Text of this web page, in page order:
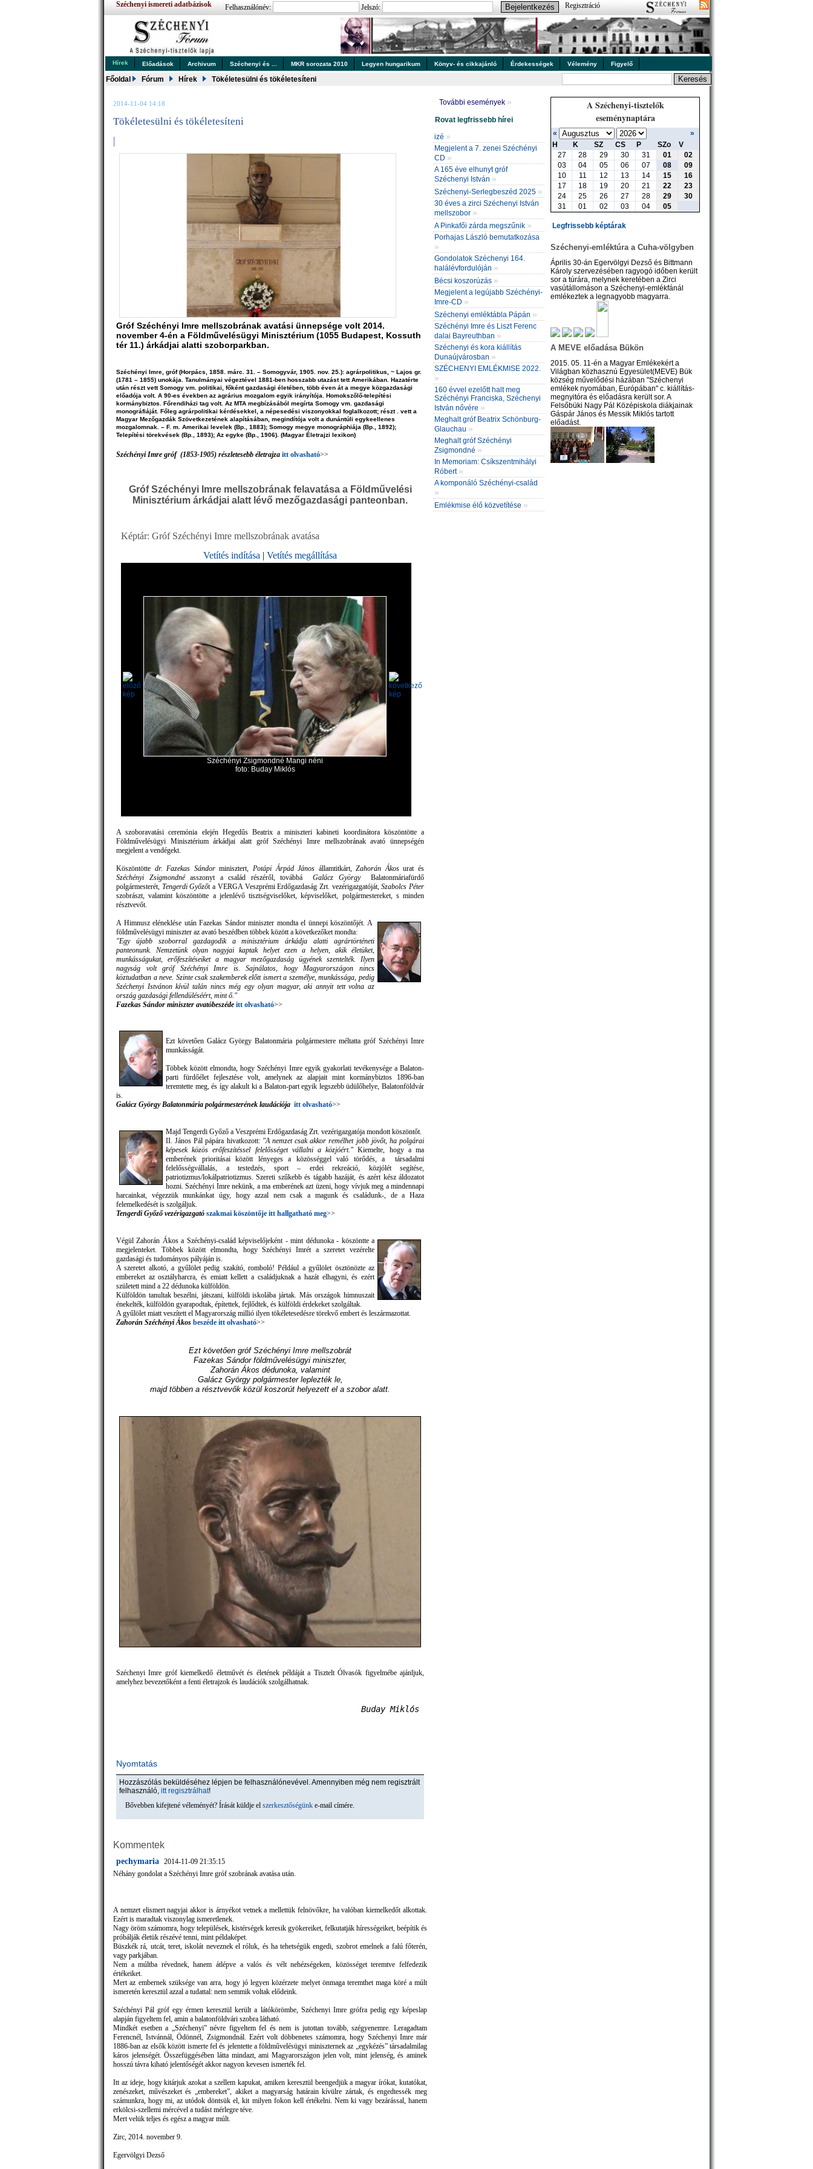
Széchenyi ismereti adatbázisok Felhasználónév: Jelszó: Regisztráció
Hírek Előadások Archivum Széchenyi és ... MKR sorozata 2010 Legyen hungarikum Könyv- és cikkajánló Érdekességek Vélemény Figyelő
Főoldal Fórum Hírek Tökéletesülni és tökéletesíteni
2014-11-04 14:18
Tökéletesülni és tökéletesíteni
|
Gróf Széchényi Imre mellszobrának avatási ünnepsége volt 2014.
november 4-én a Földművelésügyi Minisztérium (1055 Budapest, Kossuth
tér 11.) árkádjai alatti szoborparkban.
Széchényi Imre, gróf (Horpács, 1858. márc. 31. – Somogyvár, 1905. nov. 25.): agrárpolitikus, ~ Lajos gr.
(1781 – 1855) unokája. Tanulmányai végeztével 1881-ben hosszabb utazást tett Amerikában. Hazatérte
után részt vett Somogy vm. politikai, főként gazdasági életében, több éven át a megye közgazdasági
előadója volt. A 90-es években az agrárius mozgalom egyik irányítója. Homokszőlő-telepítési
kormánybiztos. Főrendiházi tag volt. Az MTA megbízásából megírta Somogy vm. gazdasági
monográfiáját. Főleg agrárpolitikai kérdésekkel, a népesedési viszonyokkal foglalkozott; részt . vett a
Magyar Mezőgazdák Szövetkezetének alapításában, megindítója volt a dunántúli egykeellenes
mozgalomnak. – F. m. Amerikai levelek (Bp., 1883); Somogy megye monográphiája (Bp., 1892);
Telepítési törekvések (Bp., 1893); Az egyke (Bp., 1906). (Magyar Életrajzi lexikon)
Széchényi Imre gróf (1853-1905) részletesebb életrajza itt olvasható>>
Gróf Széchényi Imre mellszobrának felavatása a Földművelési
Minisztérium árkádjai alatt lévő mezőgazdasági panteonban.
A szoboravatási ceremónia elején Hegedűs Beatrix a miniszteri kabineti koordinátora köszöntötte a
Földművelésügyi Minisztérium árkádjai alatt gróf Széchényi Imre mellszobrának avató ünnepségén
megjelent a vendégekt.
Köszöntötte dr. Fazekas Sándorminisztert, Potápi Árpád János államtitkárt,Zahorán Ákosurat és
Széchényi Zsigmondnéasszonyt a család részéről, továbbáGalácz GyörgyBalatonmáriafürdő
polgármesterét, Tengerdi Győzőt a VERGA Veszprémi Erdőgazdaság Zrt. vezérigazgatóját,Szabolcs Péter
szobrászt, valamint köszöntötte a jelenlévő tisztségviselőket, képviselőket, polgármestereket, s minden
résztvevőt.
A Himnusz eléneklése után Fazekas Sándor miniszter mondta el ünnepi köszöntőjét. A
földművelésügyi miniszter az avató beszédben többek között a következőket mondta:
"Egy újabb szoborral gazdagodik a minisztérium árkádja alatti agrártörténeti
panteonunk. Nemzetünk olyan nagyjai kaptak helyet ezen a helyen, akik életüket,
munkásságukat, erőfeszítéseiket a magyar mezőgazdaság ügyének szentelték. Ilyen
nagyság volt gróf Széchényi Imre is. Sajnálatos, hogy Magyarországon nincs
köztudatban a neve. Szinte csak szakemberek előtt ismert a személye, munkássága, pedig
Széchenyi Istvánon kívül talán nincs még egy olyan magyar, aki annyit tett volna az
ország gazdasági fellendüléséért, mint ő."
Fazekas Sándor miniszter avatóbeszéde itt olvasható>>
Ezt követően Galácz György Balatonmária polgármestere méltatta gróf Széchényi Imre
munkásságát.
Többek között elmondta, hogy Széchényi Imre egyik gyakorlati tevékenysége a Balaton-
parti fürdőélet fejlesztése volt, amelynek az alapjait mint kormánybiztos 1896-ban
teremtette meg, és így alakult ki a Balaton-part egyik legszebb üdülőhelye, Balatonföldvár
is.
Galácz György Balatonmária polgármesterének laudációja itt olvasható>>
Majd Tengerdi Győző a Veszprémi Erdőgazdaság Zrt. vezérigazgatója mondott köszöntőt.
II. János Pál pápára hivatkozott: "A nemzet csak akkor remélhet jobb jövőt, ha polgárai
képesek közös erőfeszítéssel felelősséget vállalni a közjóért."Kiemelte, hogy a ma
emberének prioritásai között lényeges a közösséggel való törődés, a társadalmi
felelősségvállalás, a testedzés, sport – erdei rekreáció, közjólét segítése,
patriotizmus/lokálpatriotizmus. Szereti szűkebb és tágabb hazáját, és azért kész áldozatot
hozni. Széchényi Imre nekünk, a ma emberének azt üzeni, hogy vívjuk meg a mindennapi
harcainkat, végezzük munkánkat úgy, hogy azzal nem csak a magunk és családunk-, de a Haza
felemelkedését is szolgáljuk.
Tengerdi Győző vezérigazgató szakmai köszöntője itt hallgatható meg>>
Végül Zahorán Ákos a Széchényi-család képviselőjeként - mint dédunoka - köszöntte a
megjelenteket. Többek között elmondta, hogy Széchényi Imrét a szeretet vezérelte
gazdasági és tudományos pályáján is.
A szeretet alkotó, a gyűlölet pedig szakító, romboló! Például a gyűlölet ösztönözte az
embereket az osztályharcra, és emiatt kellett a családjuknak a hazát elhagyni, és ezért
született mind a 22 dédunoka külföldön.
Külföldön tanultak beszélni, játszani, külföldi iskolába jártak. Más országok himnuszait
énekelték, külföldön gyarapodtak, építettek, fejlődtek, és külföldi érdekeket szolgáltak.
A gyűlölet miatt veszített el Magyarország millió ilyen tökéletesedésre törekvő embert és leszármazottat.
Zahorán Széchényi Ákos beszéde itt olvasható>>
Ezt követően gróf Széchényi Imre mellszobrát
Fazekas Sándor földművelésügyi miniszter,
Zahorán Ákos dédunoka, valamint
Galácz György polgármester leplezték le,
majd többen a résztvevők közül koszorút helyezett el a szobor alatt.
Széchenyi Imre gróf kiemelkedő életművét és életének példáját a Tisztelt Ólvasók figyelmébe ajánljuk,
amelyhez bevezetőként a fenti életrajzok és laudációk szolgálhatnak.
Buday Miklós
Nyomtatás
Hozzászólás beküldéséhez lépjen be felhasználónevével. Amennyiben még nem regisztrált
felhasználó, itt regisztrálhat!
Bővebben kifejtené véleményét? Írását küldje el szerkesztőségünk e-mail címére.
Kommentek
pechymaria 2014-11-09 21:35:15
Néhány gondolat a Széchényi Imre gróf szobrának avatása után.
A nemzet elismert nagyjai akkor is árnyékot vetnek a mellettük felnövőkre, ha valóban kiemelkedőt alkottak.
Ezért is maradtak viszonylag ismeretlenek.
Nagy öröm számomra, hogy települések, kistérségek keresik gyökereiket, felkutatják hírességeiket, beépítik és
próbálják életük részévé tenni, mint példaképet.
Büszkék rá, utcát, teret, iskolát neveznek el róluk, és ha tehetségük engedi, szobrot emelnek a falú főterén,
vagy parkjában.
Nem a múltba révednek, hanem átlépve a valós és vélt nehézségeken, közösséget teremtve felfedezik
értékeiket.
Mert az embernek szüksége van arra, hogy jó legyen közérzete melyet önmaga teremthet maga köré a múlt
ismeretén keresztül azzal a tudattal: nem semmik voltak elődeink.
Széchényi Pál gróf egy érmen keresztül került a látókörömbe, Széchenyi Imre grófra pedig egy képeslap
alapján figyeltem fel, amin a balatonföldvári szobra látható.
Mindkét esetben a „Széchenyi” névre figyeltem fel és nem is jutottan tovább, szégyenemre. Leragadtam
Ferencnél, Istvánnál, Ödönnél, Zsigmondnál. Ezért volt döbbenetes számomra, hogy Széchenyi Imre már
1886-ban az elsők között ismerte fel és jelentette a földművelésügyi miniszternek az „egykézés” társadalmilag
káros jelenségét. Összefüggésében látta mindazt, ami Magyarországon jelen volt, mint jelenség, és aminek
hosszú távra kiható jelentőségét akkor nagyon kevesen ismerték fel.
Itt az ideje, hogy kitárjuk azokat a szellem kapukat, amiken keresztül beengedjük a magyar írókat, kutatókat,
zenészeket, művészeket és „embereket”, akiket a magyarság határain kívülre zártak, és engedtessék meg
számunkra, hogy mi, az utódok döntsük el, kit milyen fokon kell értékelni. Nem ki vagy bezárással, hanem
erkölcsi-szellemi mércével a tudást mérlegre téve.
Mert velük teljes és egész a magyar múlt.
Zirc, 2014. november 9.
Egervölgyi Dezső
További események »
Rovat legfrissebb hírei
izé »
Megjelent a 7. zenei Széchényi
CD »
A 165 éve elhunyt gróf
Széchenyi István »
Széchenyi-Serlegbeszéd 2025 »
30 éves a zirci Széchenyi István
mellszobor »
A Pinkafői zárda megszűnik »
Porhajas László bemutatkozása
»
Gondolatok Széchenyi 164.
halálévfordulóján »
Bécsi koszorúzás »
Megjelent a legújabb Széchényi-
Imre-CD »
Széchenyi emléktábla Pápán »
Széchényi Imre és Liszt Ferenc
dalai Bayreuthban »
Széchenyi és kora kiállítás
Dunaújvárosban »
SZÉCHENYI EMLÉKMISE 2022.
»
160 évvel ezelőtt halt meg
Széchényi Franciska, Széchenyi
István nővére »
Meghalt gróf Beatrix Schönburg-
Glauchau »
Meghalt gróf Széchényi
Zsigmondné »
In Memoriam: Csíkszentmihályi
Róbert »
A komponáló Széchényi-család
»
Emlékmise élő közvetítése »
A Széchenyi-tisztelők
eseménynaptára
«
»
H
K SZ CS P SZo
V
27
28 29 30 31 01
02
03
04 05 06 07 08
09
10
11 12 13 14 15
16
17
18 19 20 21 22
23
24
25 26 27 28 29
30
31
01 02 03 04 05
Legfrissebb képtárak
Széchenyi-emléktúra a Cuha-völgyben
Április 30-án Egervölgyi Dezső és Bittmann
Károly szervezésében ragyogó időben került
sor a túrára, melynek keretében a Zirci
vasútállomáson a Széchenyi-emlékfánál
emlékeztek a legnagyobb magyarra.
A MEVE előadása Bükön
2015. 05. 11-én a Magyar Emlékekért a
Világban közhasznú Egyesület(MEVE) Bük
község művelődési házában "Széchenyi
emlékek nyomában, Európában" c. kiállítás-
megnyitóra és előadásra került sor. A
Felsőbüki Nagy Pál Középiskola diákjainak
Gáspár János és Messik Miklós tartott
előadást.